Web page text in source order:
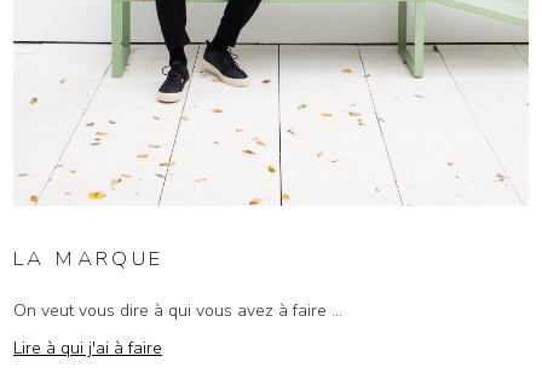
LA MARQUE
On veut vous dire à qui vous avez à faire ...
Lire à qui j'ai à faire